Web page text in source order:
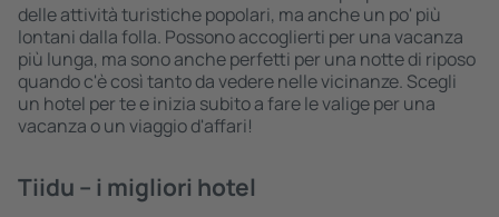
delle attività turistiche popolari, ma anche un po' più
lontani dalla folla. Possono accoglierti per una vacanza
più lunga, ma sono anche perfetti per una notte di riposo
quando c'è così tanto da vedere nelle vicinanze. Scegli
un hotel per te e inizia subito a fare le valige per una
vacanza o un viaggio d'affari!
Tiidu – i migliori hotel